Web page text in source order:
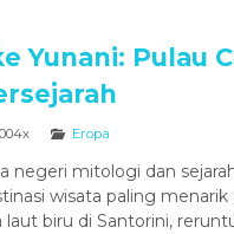
Yunani: Pulau
Eropa
negeri mitologi dan
wisata paling menarik
biru di Santorini,